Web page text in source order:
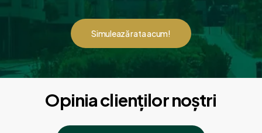
Simulează rata acum!
Opinia clienților noștri